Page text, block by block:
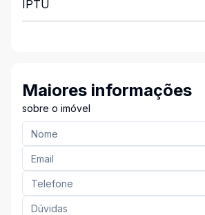
IPTU
Maiores informações
sobre o imóvel